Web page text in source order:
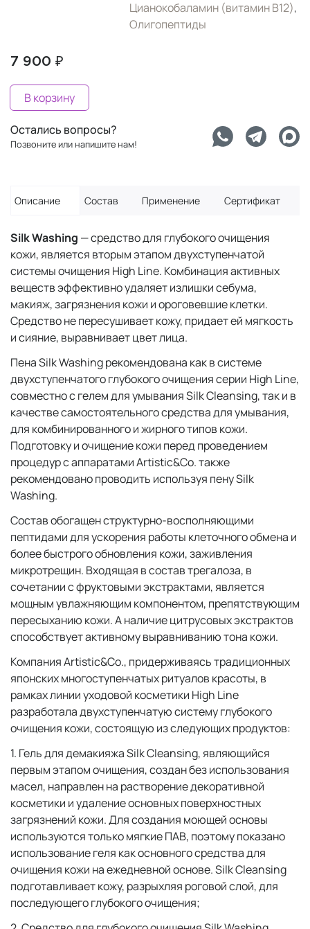
Цианокобаламин (витамин B12),
Олигопептиды
7 900 ₽
В корзину
Остались вопросы?
Позвоните или напишите нам!
Описание Состав Применение Сертификат
Silk Washing — средство для глубокого очищения
кожи, является вторым этапом двухступенчатой
системы очищения High Line. Комбинация активных
веществ эффективно удаляет излишки себума,
макияж, загрязнения кожи и ороговевшие клетки.
Средство не пересушивает кожу, придает ей мягкость
и сияние, выравнивает цвет лица.
Пена Silk Washing рекомендована как в системе
двухступенчатого глубокого очищения серии High Line,
совместно с гелем для умывания Silk Cleansing, так и в
качестве самостоятельного средства для умывания,
для комбинированного и жирного типов кожи.
Подготовку и очищение кожи перед проведением
процедур с аппаратами Artistic&Co. также
рекомендовано проводить используя пену Silk
Washing.
Состав обогащен структурно-восполняющими
пептидами для ускорения работы клеточного обмена и
более быстрого обновления кожи, заживления
микротрещин. Входящая в состав трегалоза, в
сочетании с фруктовыми экстрактами, является
мощным увлажняющим компонентом, препятствующим
пересыханию кожи. А наличие цитрусовых экстрактов
способствует активному выравниванию тона кожи.
Компания Artistic&Co., придерживаясь традиционных
японских многоступенчатых ритуалов красоты, в
рамках линии уходовой косметики High Line
разработала двухступенчатую систему глубокого
очищения кожи, состоящую из следующих продуктов:
1. Гель для демакияжа Silk Cleansing, являющийся
первым этапом очищения, создан без использования
масел, направлен на растворение декоративной
косметики и удаление основных поверхностных
загрязнений кожи. Для создания моющей основы
используются только мягкие ПАВ, поэтому показано
использование геля как основного средства для
очищения кожи на ежедневной основе. Silk Cleansing
подготавливает кожу, разрыхляя роговой слой, для
последующего глубокого очищения;